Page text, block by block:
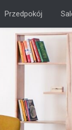
Przedpokój